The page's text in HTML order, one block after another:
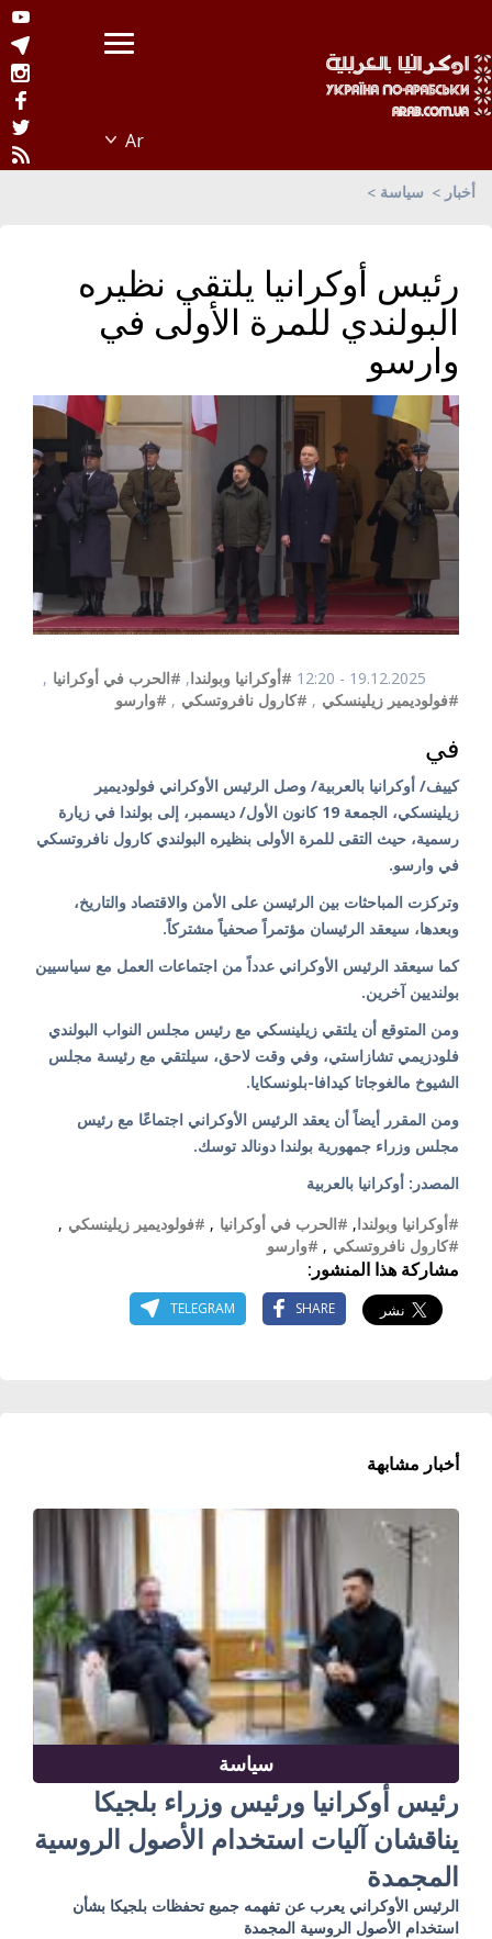
أخبار سياسة
رئيس أوكرانيا يلتقي نظيره
البولندي للمرة الأولى في
وارسو
19.12.2025 - 12:20 #أوكرانيا وبولندا, #الحرب في أوكرانيا ,
#فولوديمير زيلينسكي , #كارول نافروتسكي , #وارسو
في
كييف/ أوكرانيا بالعربية/ وصل الرئيس الأوكراني فولوديمير
زيلينسكي، الجمعة 19 كانون الأول/ ديسمبر، إلى بولندا في زيارة
رسمية، حيث التقى للمرة الأولى بنظيره البولندي كارول نافروتسكي
في وارسو.
وتركزت المباحثات بين الرئيسن على الأمن والاقتصاد والتاريخ،
وبعدها، سيعقد الرئيسان مؤتمراً صحفياً مشتركاً.
كما سيعقد الرئيس الأوكراني عدداً من اجتماعات العمل مع سياسيين
بولنديين آخرين.
ومن المتوقع أن يلتقي زيلينسكي مع رئيس مجلس النواب البولندي
فلودزيمي تشازاستي، وفي وقت لاحق، سيلتقي مع رئيسة مجلس
الشيوخ مالغوجاتا كيدافا-بلونسكايا.
ومن المقرر أيضاً أن يعقد الرئيس الأوكراني اجتماعًا مع رئيس
مجلس وزراء جمهورية بولندا دونالد توسك.
المصدر: أوكرانيا بالعربية
#أوكرانيا وبولندا, #الحرب في أوكرانيا , #فولوديمير زيلينسكي ,
#كارول نافروتسكي , #وارسو
مشاركة هذا المنشور:
SHARE
TELEGRAM
أخبار مشابهة
سياسة
رئيس أوكرانيا ورئيس وزراء بلجيكا
يناقشان آليات استخدام الأصول الروسية
المجمدة
الرئيس الأوكراني يعرب عن تفهمه جميع تحفظات بلجيكا بشأن
استخدام الأصول الروسية المجمدة